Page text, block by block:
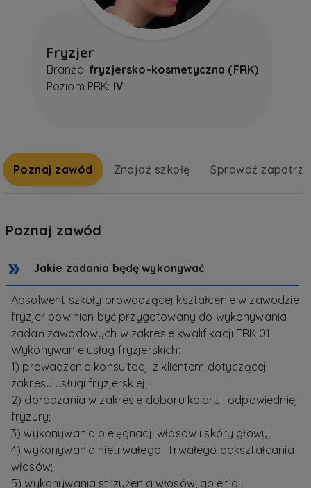
Fryzjer
Branża:fryzjersko-kosmetyczna (FRK)
Poziom PRK: IV
Poznaj zawód Znajdź szkołę Sprawdź
Poznaj zawód
Jakie zadania będę wykonywać
Absolwent szkoły prowadzącej kształcenie w zawodzie
fryzjer powinien być przygotowany do wykonywania
zadań zawodowych w zakresie kwalifikacji FRK.01.
Wykonywanie usług fryzjerskich:
1) prowadzenia konsultacji z klientem dotyczącej
zakresu usługi fryzjerskiej;
2) doradzania w zakresie doboru koloru i odpowiedniej
fryzury;
3) wykonywania pielęgnacji włosów i skóry głowy;
4) wykonywania nietrwałego i trwałego odkształcania
włosów;
5) wykonywania strzyżenia włosów, golenia i